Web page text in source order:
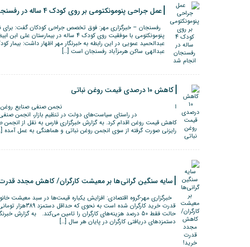
عمل جراحی پنومونکتومی بر روی کودک 4 ساله در رفسنجان انجام شد
رفسنجان – خبرگزاری مهر: فوق تخصص جراحی کودکان گفت: برای
پنومونکتومی با موفقیت روی کودک 4 ساله در
عبدالهی ساکن هرمزآباد رفسنجان است […]
کاهش ۱۰ درصدی قیمت روغن نباتی
ا نجمن صنفی صنایع روغن نباتی
در راستای سیاست‌های دولت در تنظیم بازار، انجمن صنفی
کاهش قیمت روغن اقدام کرد. به گزارش خبرگزاری فارس به نقل از انجمن
رایزنی صورت گرفته از سوی انجمن روغن نباتی و هماهنگی به عمل آمده
سایه سنگین گرانی‌ها بر معیشت کارگران/ کاهش مجدد
حالت فقط 50 درصد هزینه‌های کارگران را تامین می‌کند. به گزارش
دستمزدهای دریافتی کارگران در پایان هر سال […]